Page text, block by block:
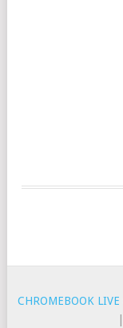
CHROMEBOOK LIVE